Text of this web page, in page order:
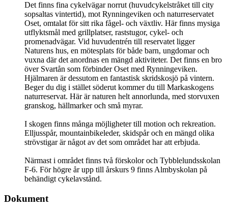
Det finns fina cykelvägar norrut (huvudcykelstråket till city
sopsaltas vintertid), mot Rynningeviken och naturreservatet
Oset, omtalat för sitt rika fågel- och växtliv. Här finns mysiga
utflyktsmål med grillplatser, raststugor, cykel- och
promenadvägar. Vid huvudentrén till reservatet ligger
Naturens hus, en mötesplats för både barn, ungdomar och
vuxna där det anordnas en mängd aktiviteter. Det finns en bro
över Svartån som förbinder Oset med Rynningeviken.
Hjälmaren är dessutom en fantastisk skridskosjö på vintern.
Beger du dig i stället söderut kommer du till Markaskogens
naturreservat. Här är naturen helt annorlunda, med storvuxen
granskog, hällmarker och små myrar.
I skogen finns många möjligheter till motion och rekreation.
Elljusspår, mountainbikeleder, skidspår och en mängd olika
strövstigar är något av det som området har att erbjuda.
Närmast i området finns två förskolor och Tybblelundsskolan
F-6. För högre år upp till årskurs 9 finns Almbyskolan på
behändigt cykelavstånd.
Dokument